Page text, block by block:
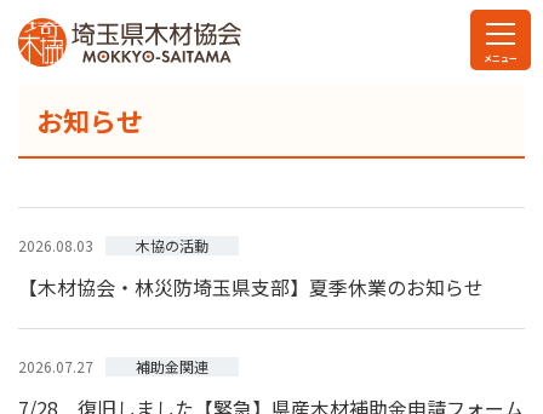
お知らせ
2026.08.03 木協の活動
【木材協会・林災防埼玉県支部】夏季休業のお知らせ
2026.07.27 補助金関連
7/28 復旧しました【緊急】県産木材補助金申請フォーム